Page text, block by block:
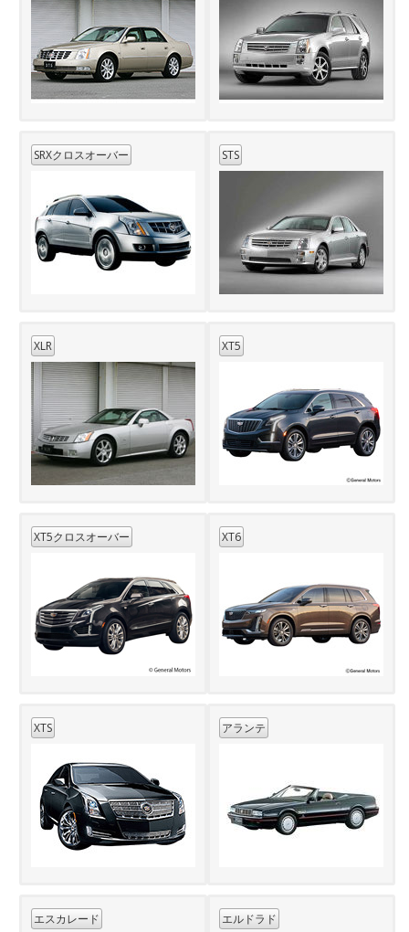
SRXクロスオーバー STS
XLR XT5
XT5クロスオーバー XT6
XTS アランテ
エスカレード エルドラド